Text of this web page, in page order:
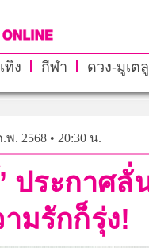
ทิง กีฬา ดวง-มูเตลู
.พ. 2568 • 20:30 น.
’ ประกา
มรักก็รุ่ง!